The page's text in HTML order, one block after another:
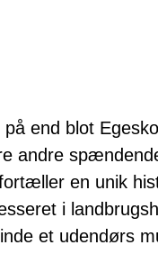
end blot
andre
en unik
i
et udendørs